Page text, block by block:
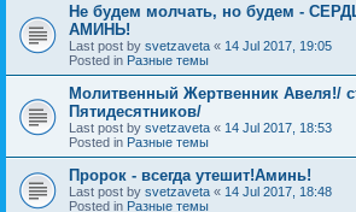
Не будем молчать, но будем -
АМИНЬ!
Last post by svetzaveta « 14 Jul 2017, 19:05
Posted in Разные темы
Молитвенный Жертвенник Авеля!/
Пятидесятников/
Last post by svetzaveta « 14 Jul 2017, 18:53
Posted in Разные темы
Пророк - всегда утешит!Аминь!
Last post by svetzaveta « 14 Jul 2017, 18:48
Posted in Разные темы